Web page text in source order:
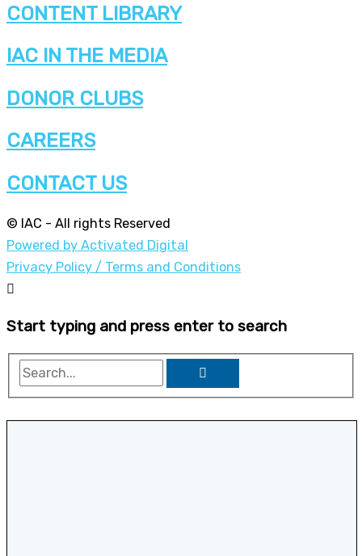
CONTENT LIBRARY
IAC IN THE MEDIA
DONOR CLUBS
CAREERS
CONTACT US
© IAC - All rights Reserved
Powered by Activated Digital
Privacy Policy / Terms and Conditions
Start typing and press enter to search